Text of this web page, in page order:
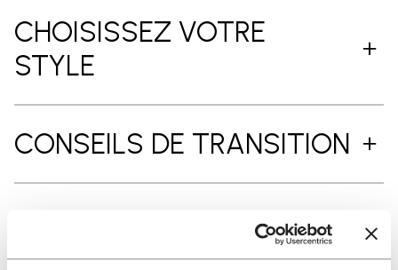
CHOISISSEZ VOTRE
STYLE
CONSEILS DE TRANSITION
COMMENT LES ENFILER